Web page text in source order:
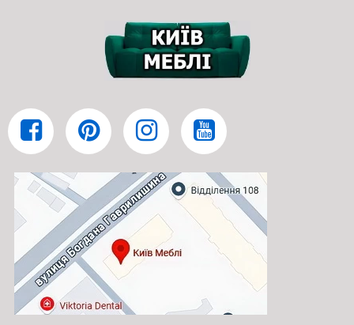
меблевих тканин Київ-Меблі™. Прямі дивани широко
використовуються під час відпочинку або перегляду
телевізійних програм, читання улюблених книг або дружніх
вечірок. Шикарний вибір моделей зі складу, які представляє на
диванів Київ-Меблі™ відрізняється не тільки за способом
трансформації, але й форми корпусу диванів, які можна
купити в Києві. Меблеві фабрики України розробили чудові
прямі дивани, які здатні задовольнити побажання
найвишуканішого покупця.
Купити диван Стенлі Шик-Галичина
викочування в Київ-Меблі™
Офіційний інтернет магазин продажу диванів підібрав по
розділах найкращі прямі дивани України: розкладні прямі
дивани акордеон, прямі дивани на системі єврокнижка, прямі
дивани з системою дельфін, популярні прямі дивани книжка,
якісні кутові прямі дивани, прямі офісні прямі дивани,